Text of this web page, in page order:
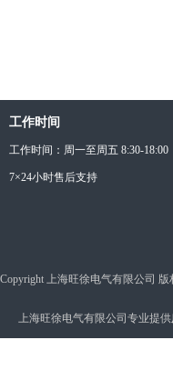
工作时间
工作时间：周一至周五 8:30-18:00
7×24小时售后支持
Copyright 上海旺徐电气有限公司 版
上海旺徐电气有限公司专业提供